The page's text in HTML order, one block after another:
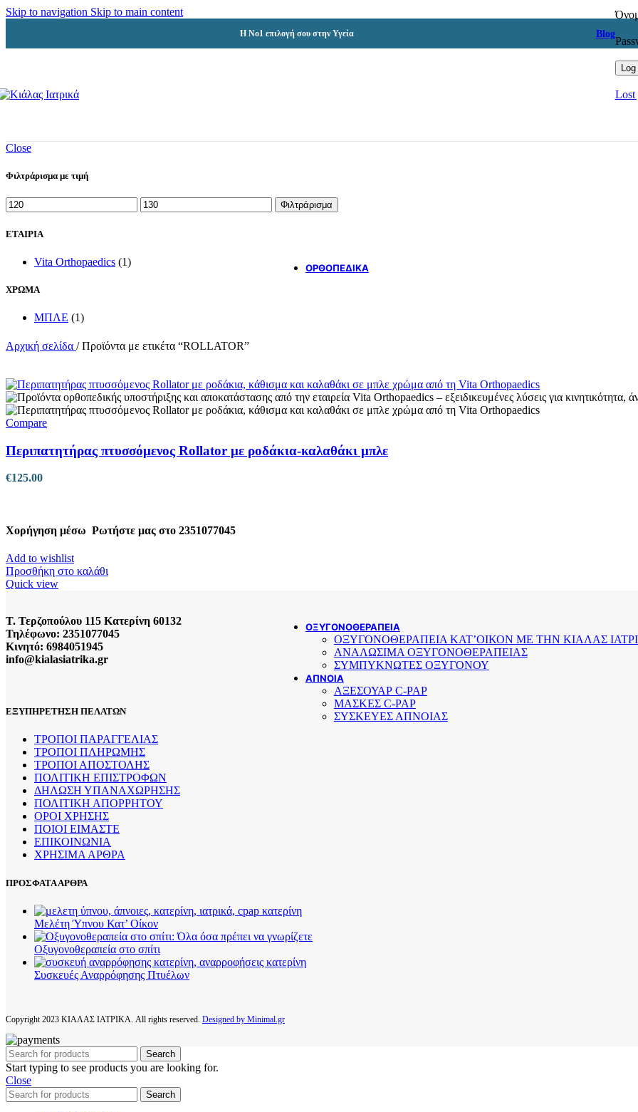
Skip to navigation Skip to main content
Η Νο1 επιλογή σου στην Υγεία Blog
Log
Lost
ΒΟΗΘΗΜΑΤΑ ΜΠΑΝΙΟΥ-WC
ΚΑΤΑΚΛΙΣΕΙΣ
ΓΑΝΤΙΑ
ΟΡΘΟΠΕΔΙΚΑ
ΑΝΑΤΟΜΙΚΑ ΜΑΞΙΛΑΡΙΑ
ΝΑΡΘΗΚΕΣ
ΑΝΩ ΑΚΡΑ
ΓΟΝΑΤΟ
ΚΟΡΜΟΣ
ΟΞΥΓΟΝΟΘΕΡΑΠΕΙΑ
ΟΞΥΓΟΝΟΘΕΡΑΠΕΙΑ ΚΑΤ’ΟΙΚΟΝ ΜΕ ΤΗΝ ΚΙΑΛΑΣ
ΑΝΑΛΩΣΙΜΑ ΟΞΥΓΟΝΟΘΕΡΑΠΕΙΑΣ
ΣΥΜΠΥΚΝΩΤΕΣ ΟΞΥΓΟΝΟΥ
ΆΠΝΟΙΑ
ΑΞΕΣΟΥΑΡ C-PAP
ΜΑΣΚΕΣ C-PAP
ΣΥΣΚΕΥΕΣ ΑΠΝΟΙΑΣ
Close
Φιλτράρισμα με τιμή
Ελάχιστη
τιμή
Μέγιστη
τιμή
Φιλτράρισμα
ΕΤΑΙΡΙΑ
Vita Orthopaedics (1)
ΧΡΩΜΑ
ΜΠΛΕ (1)
Αρχική σελίδα / Προϊόντα με ετικέτα “ROLLATOR”
Compare
Περιπατητήρας πτυσσόμενος Rollator με ροδάκια-καλαθάκι μπλε
€125.00
Χορήγηση μέσω Ρωτήστε μας στο 2351077045
Add to wishlist
Προσθήκη στο καλάθι
Quick view
Τ. Τερζοπούλου 115 Κατερίνη 60132
Τηλέφωνο: 2351077045
Κινητό: 6984051945
info@kialasiatrika.gr
ΕΞΥΠΗΡΕΤΗΣΗ ΠΕΛΑΤΩΝ
ΤΡΟΠΟΙ ΠΑΡΑΓΓΕΛΙΑΣ
ΤΡΟΠΟΙ ΠΛΗΡΩΜΗΣ
ΤΡΟΠΟΙ ΑΠΟΣΤΟΛΗΣ
ΠΟΛΙΤΙΚΗ ΕΠΙΣΤΡΟΦΩΝ
ΔΗΛΩΣΗ ΥΠΑΝΑΧΩΡΗΣΗΣ
ΠΟΛΙΤΙΚΗ ΑΠΟΡΡΗΤΟΥ
ΟΡΟΙ ΧΡΗΣΗΣ
ΠΟΙΟΙ ΕΙΜΑΣΤΕ
ΕΠΙΚΟΙΝΩΝΙΑ
ΧΡΗΣΙΜΑ ΑΡΘΡΑ
ΠΡΟΣΦΑΤΑ ΑΡΘΡΑ
Μελέτη Ύπνου Κατ’ Οίκον
Οξυγονοθεραπεία στο σπίτι
Συσκευές Αναρρόφησης Πτυέλων
Copyright 2023 ΚΙΑΛΑΣ ΙΑΤΡΙΚΑ. All rights reserved. Designed by Minimal.gr
Search
Start typing to see products you are looking for.
Close
Search